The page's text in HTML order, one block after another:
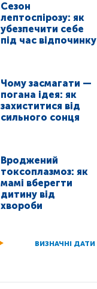
Сезон
лептоспірозу: як
убезпечити себе
під час відпочинку
Чому засмагати —
погана ідея: як
захиститися від
сильного сонця
Вроджений
токсоплазмоз: як
мамі вберегти
дитину від
хвороби
ВИЗНАЧНІ ДАТИ